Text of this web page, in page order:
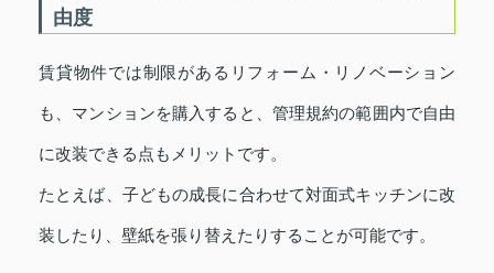
由度
賃貸物件では制限があるリフォーム・リノベーション
も、マンションを購入すると、管理規約の範囲内で自由
に改装できる点もメリットです。
たとえば、子どもの成長に合わせて対面式キッチンに改
装したり、壁紙を張り替えたりすることが可能です。